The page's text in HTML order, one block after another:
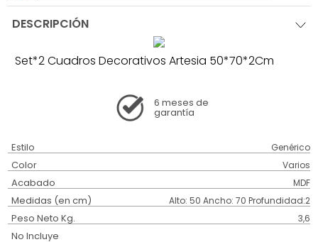
DESCRIPCIÓN
Set*2 Cuadros Decorativos Artesia 50*70*2Cm
6 meses de
garantía
Estilo Genérico
Color Varios
Acabado MDF
Medidas (en cm) Alto: 50 Ancho: 70 Profundidad:2
Peso Neto Kg. 3,6
No Incluye